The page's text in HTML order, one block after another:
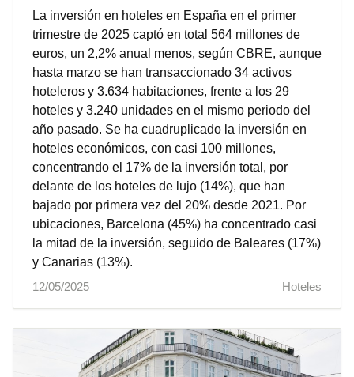
La inversión en hoteles en España en el primer
trimestre de 2025 captó en total 564 millones de
euros, un 2,2% anual menos, según CBRE, aunque
hasta marzo se han transaccionado 34 activos
hoteleros y 3.634 habitaciones, frente a los 29
hoteles y 3.240 unidades en el mismo periodo del
año pasado. Se ha cuadruplicado la inversión en
hoteles económicos, con casi 100 millones,
concentrando el 17% de la inversión total, por
delante de los hoteles de lujo (14%), que han
bajado por primera vez del 20% desde 2021. Por
ubicaciones, Barcelona (45%) ha concentrado casi
la mitad de la inversión, seguido de Baleares (17%)
y Canarias (13%).
12/05/2025
Hoteles